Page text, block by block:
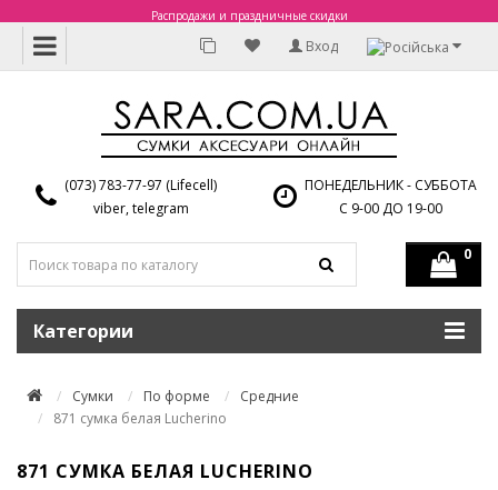
Распродажи и праздничные скидки
Вход
(073) 783-77-97 (Lifecell)
viber, telegram
ПОНЕДЕЛЬНИК - СУББОТА
С 9-00 ДО 19-00
0
Категории
Сумки По форме
Средние
871 сумка белая Lucherino
871 СУМКА БЕЛАЯ LUCHERINO